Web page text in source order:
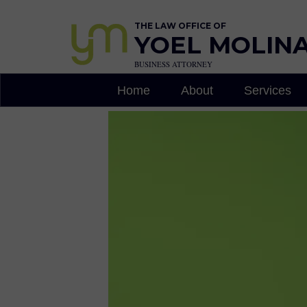
THE LAW OFFICE OF
YOEL
BUSINESS ATTORNEY
Home About Services